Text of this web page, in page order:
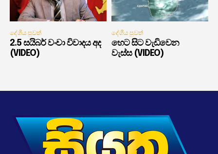
දේශීය පුවත්
2.5 සයිබර් වංචා විවාදය අද
(VIDEO)
දේශීය පුවත්
හෙට සිට වැඩිවෙන
වැස්ස (VIDEO)